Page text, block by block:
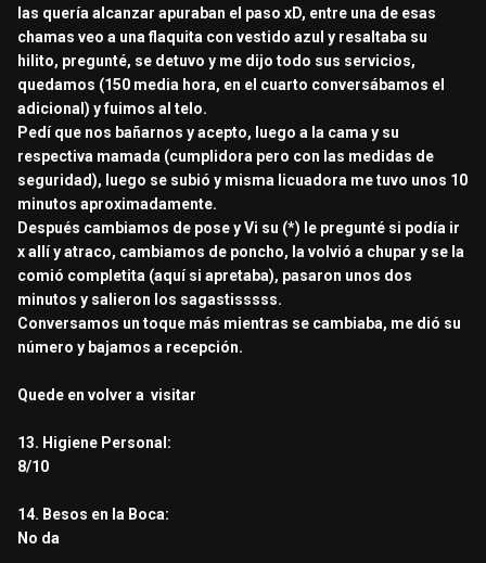
las quería alcanzar apuraban el paso xD, entre una de esas
chamas veo a una flaquita con vestido azul y resaltaba su
hilito, pregunté, se detuvo y me dijo todo sus servicios,
quedamos (150 media hora, en el cuarto conversábamos el
adicional) y fuimos al telo.
Pedí que nos bañarnos y acepto, luego a la cama y su
respectiva mamada (cumplidora pero con las medidas de
seguridad), luego se subió y misma licuadora me tuvo unos 10
minutos aproximadamente.
Después cambiamos de pose y Vi su (*) le pregunté si podía ir
x allí y atraco, cambiamos de poncho, la volvió a chupar y se la
comió completita (aquí si apretaba), pasaron unos dos
minutos y salieron los sagastisssss.
Conversamos un toque más mientras se cambiaba, me dió su
número y bajamos a recepción.
Quede en volver a visitar
13. Higiene Personal:
8/10
14. Besos en la Boca:
No da